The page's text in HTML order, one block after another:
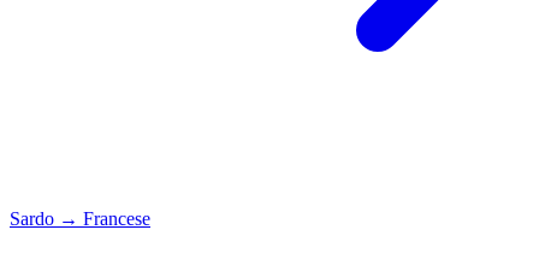
Sardo → Francese